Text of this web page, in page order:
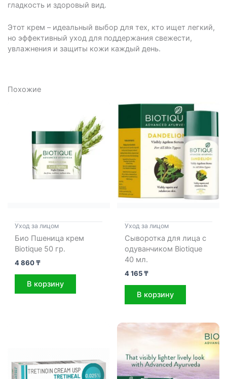
гладкость и здоровый вид.
Этот крем – идеальный выбор для тех, кто ищет легкий,
но эффективный уход для поддержания свежести,
увлажнения и защиты кожи каждый день.
Похожие
Уход за лицом
Био Пшеница крем
Biotique 50 гр.
4 860₸
В корзину
Уход за лицом
Сыворотка для лица с
одуванчиком Biotique
40 мл.
4 165₸
В корзину